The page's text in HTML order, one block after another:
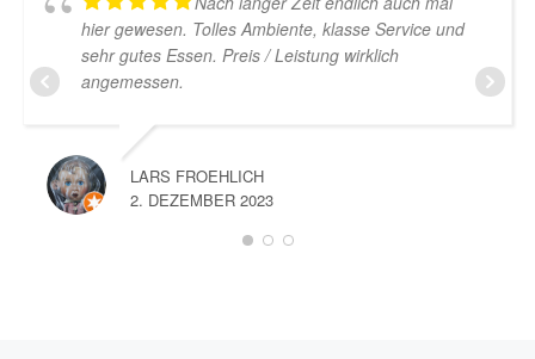
hier gewesen. Tolles Ambiente, klasse Service und
sehr gutes Essen. Preis / Leistung wirklich
angemessen.
LARS FROEHLICH
2. DEZEMBER 2023